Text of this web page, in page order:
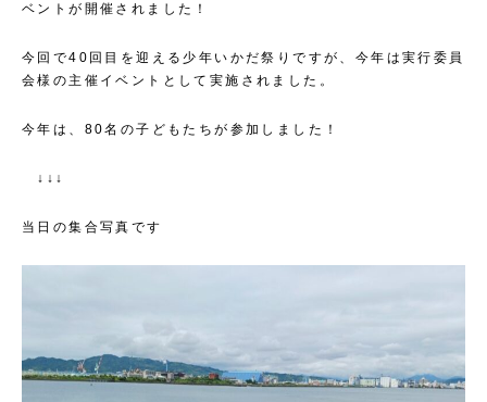
ベントが開催されました！
今回で40回目を迎える少年いかだ祭りですが、今年は実行委員
会様の主催イベントとして実施されました。
今年は、80名の子どもたちが参加しました！
↓↓↓
当日の集合写真です